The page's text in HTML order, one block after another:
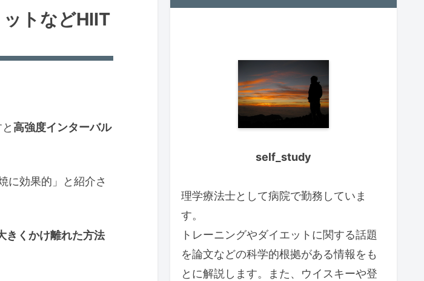
トなどHIIT
高強度インターバル
に効果的」と紹介さ
きくかけ離れた方法
self_study
理学療法士として病院で勤務していま
す。
トレーニングやダイエットに関する話題
を論文などの科学的根拠がある情報をも
とに解説します。また、ウイスキーや登